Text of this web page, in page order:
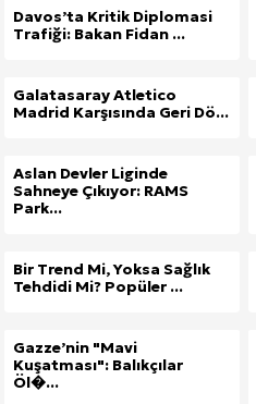
Davos’ta Kritik Diplomasi
Trafiği: Bakan Fidan ...
Galatasaray Atletico
Madrid Karşısında Geri Dö...
Aslan Devler Liginde
Sahneye Çıkıyor: RAMS
Park...
Bir Trend Mi, Yoksa Sağlık
Tehdidi Mi? Popüler ...
Gazze’nin "Mavi
Kuşatması": Balıkçılar
Öl�...